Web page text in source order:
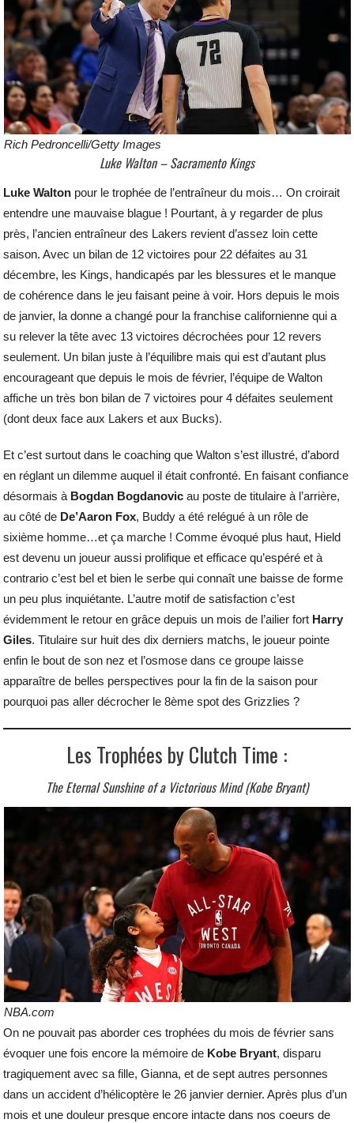
Rich Pedroncelli/Getty Images
Luke Walton – Sacramento Kings
Luke Walton pour le trophée de l’entraîneur du mois… On croirait
entendre une mauvaise blague ! Pourtant, à y regarder de plus
près, l’ancien entraîneur des Lakers revient d’assez loin cette
saison. Avec un bilan de 12 victoires pour 22 défaites au 31
décembre, les Kings, handicapés par les blessures et le manque
de cohérence dans le jeu faisant peine à voir. Hors depuis le mois
de janvier, la donne a changé pour la franchise californienne qui a
su relever la tête avec 13 victoires décrochées pour 12 revers
seulement. Un bilan juste à l’équilibre mais qui est d’autant plus
encourageant que depuis le mois de février, l’équipe de Walton
affiche un très bon bilan de 7 victoires pour 4 défaites seulement
(dont deux face aux Lakers et aux Bucks).
Et c’est surtout dans le coaching que Walton s’est illustré, d’abord
en réglant un dilemme auquel il était confronté. En faisant confiance
désormais à Bogdan Bogdanovic au poste de titulaire à l’arrière,
au côté de De’Aaron Fox, Buddy a été relégué à un rôle de
sixième homme…et ça marche ! Comme évoqué plus haut, Hield
est devenu un joueur aussi prolifique et efficace qu’espéré et à
contrario c’est bel et bien le serbe qui connaît une baisse de forme
un peu plus inquiétante. L’autre motif de satisfaction c’est
évidemment le retour en grâce depuis un mois de l’ailier fort Harry
Giles. Titulaire sur huit des dix derniers matchs, le joueur pointe
enfin le bout de son nez et l’osmose dans ce groupe laisse
apparaître de belles perspectives pour la fin de la saison pour
pourquoi pas aller décrocher le 8ème spot des Grizzlies ?
Les Trophées by Clutch Time :
The Eternal Sunshine of a Victorious Mind (Kobe Bryant)
NBA.com
On ne pouvait pas aborder ces trophées du mois de février sans
évoquer une fois encore la mémoire de Kobe Bryant, disparu
tragiquement avec sa fille, Gianna, et de sept autres personnes
dans un accident d’hélicoptère le 26 janvier dernier. Après plus d’un
mois et une douleur presque encore intacte dans nos coeurs de